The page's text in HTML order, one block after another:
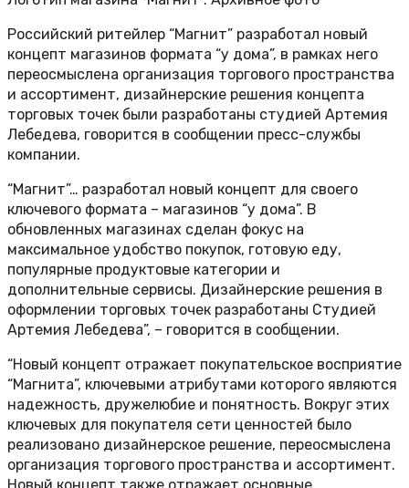
Российский ритейлер “Магнит” разработал новый
концепт магазинов формата “у дома”, в рамках него
переосмыслена организация торгового пространства
и ассортимент, дизайнерские решения концепта
торговых точек были разработаны студией Артемия
Лебедева, говорится в сообщении пресс-службы
компании.
“Магнит”… разработал новый концепт для своего
ключевого формата – магазинов “у дома”. В
обновленных магазинах сделан фокус на
максимальное удобство покупок, готовую еду,
популярные продуктовые категории и
дополнительные сервисы. Дизайнерские решения в
оформлении торговых точек разработаны Студией
Артемия Лебедева”, – говорится в сообщении.
“Новый концепт отражает покупательское восприятие
“Магнита”, ключевыми атрибутами которого являются
надежность, дружелюбие и понятность. Вокруг этих
ключевых для покупателя сети ценностей было
реализовано дизайнерское решение, переосмыслена
организация торгового пространства и ассортимент.